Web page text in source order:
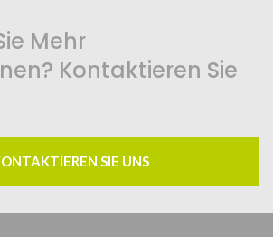
Mehr
Kontaktieren Sie
SIE UNS